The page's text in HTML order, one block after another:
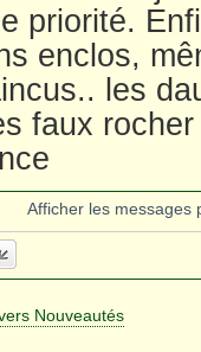
priorité.
enclos,
les
faux
Afficher les messages
Nouveautés